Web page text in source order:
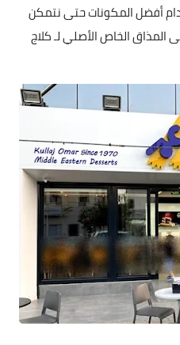
أفضل المكونات حتى نتمكن
الخاص الأصلي لـ كلاج